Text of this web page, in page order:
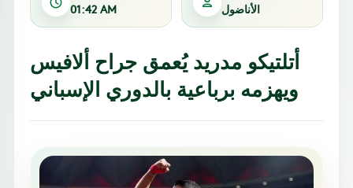
01:42 AM الأناضول
أتلتيكو مدريد يُعمق جراح ألافيس
ويهزمه برباعية بالدوري الإسباني